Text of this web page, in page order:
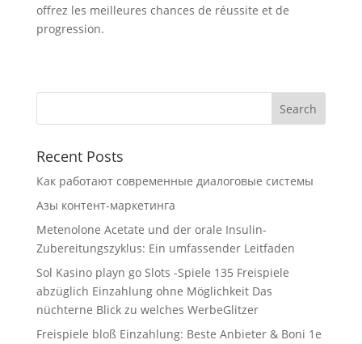
offrez les meilleures chances de réussite et de
progression.
Recent Posts
Как работают современные диалоговые системы
Азы контент-маркетинга
Metenolone Acetate und der orale Insulin-
Zubereitungszyklus: Ein umfassender Leitfaden
Sol Kasino playn go Slots -Spiele 135 Freispiele
abzüglich Einzahlung ohne Möglichkeit Das
nüchterne Blick zu welches WerbeGlitzer
Freispiele bloß Einzahlung: Beste Anbieter & Boni 1e